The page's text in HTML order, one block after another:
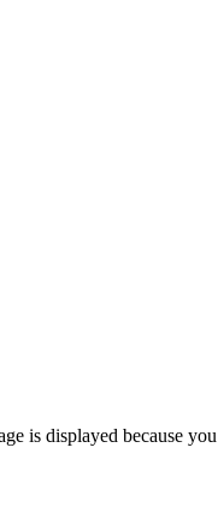
is displayed because